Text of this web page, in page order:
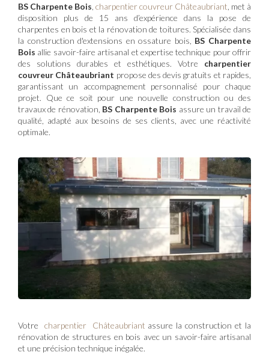
BS Charpente Bois charpentier couvreur Châteaubriant , met à
disposition plus de 15 ans d’expérience dans la pose de
charpentes en bois et la rénovation de toitures. Spécialisée dans
la construction d'extensions en ossature bois, BS Charpente
Bois allie savoir-faire artisanal et expertise technique pour offrir
des solutions durables et esthétiques. Votre charpentier
couvreur Châteaubriant propose des devis gratuits et rapides,
garantissant un accompagnement personnalisé pour chaque
projet. Que ce soit pour une nouvelle construction ou des
travaux de rénovation, BS Charpente Bois assure un travail de
qualité, adapté aux besoins de ses clients, avec une réactivité
optimale.
Votre charpentier Châteaubriant assure la construction et la
rénovation de structures en bois avec un savoir-faire artisanal
et une précision technique inégalée.